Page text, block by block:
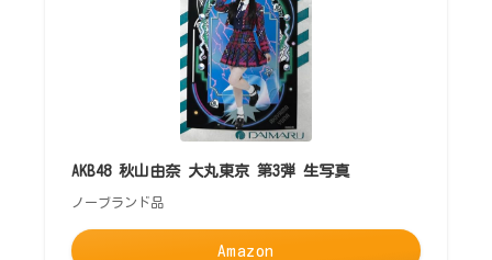
AKB48 秋山由奈 大丸東京 第3弾 生写真
ノーブランド品
Amazon